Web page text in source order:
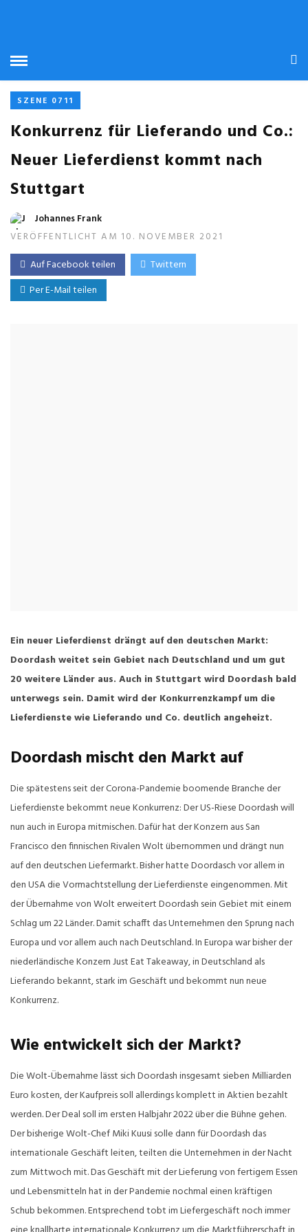
SZENE 0711
Konkurrenz für Lieferando und Co.:
Neuer Lieferdienst kommt nach
Stuttgart
Johannes Frank
VERÖFFENTLICHT AM 10. NOVEMBER 2021
Auf Facebook teilen
Twittern
Per E-Mail teilen
Ein neuer Lieferdienst drängt auf den deutschen Markt:
Doordash weitet sein Gebiet nach Deutschland und um gut
20 weitere Länder aus. Auch in Stuttgart wird Doordash bald
unterwegs sein. Damit wird der Konkurrenzkampf um die
Lieferdienste wie Lieferando und Co. deutlich angeheizt.
Doordash mischt den Markt auf
Die spätestens seit der Corona-Pandemie boomende Branche der
Lieferdienste bekommt neue Konkurrenz: Der US-Riese Doordash will
nun auch in Europa mitmischen. Dafür hat der Konzern aus San
Francisco den finnischen Rivalen Wolt übernommen und drängt nun
auf den deutschen Liefermarkt. Bisher hatte Doordasch vor allem in
den USA die Vormachtstellung der Lieferdienste eingenommen. Mit
der Übernahme von Wolt erweitert Doordash sein Gebiet mit einem
Schlag um 22 Länder. Damit schafft das Unternehmen den Sprung nach
Europa und vor allem auch nach Deutschland. In Europa war bisher der
niederländische Konzern Just Eat Takeaway, in Deutschland als
Lieferando bekannt, stark im Geschäft und bekommt nun neue
Konkurrenz.
Wie entwickelt sich der Markt?
Die Wolt-Übernahme lässt sich Doordash insgesamt sieben Milliarden
Euro kosten, der Kaufpreis soll allerdings komplett in Aktien bezahlt
werden. Der Deal soll im ersten Halbjahr 2022 über die Bühne gehen.
Der bisherige Wolt-Chef Miki Kuusi solle dann für Doordash das
internationale Geschäft leiten, teilten die Unternehmen in der Nacht
zum Mittwoch mit. Das Geschäft mit der Lieferung von fertigem Essen
und Lebensmitteln hat in der Pandemie nochmal einen kräftigen
Schub bekommen. Entsprechend tobt im Liefergeschäft noch immer